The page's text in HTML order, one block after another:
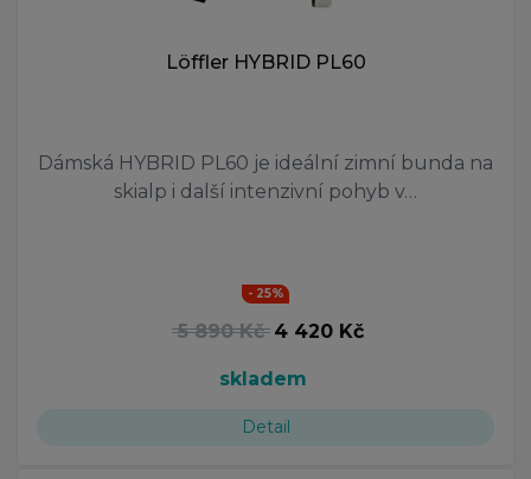
Löffler HYBRID PL60
Dámská HYBRID PL60 je ideální zimní bunda na
skialp i další intenzivní pohyb v…
- 25%
5 890 Kč 4 420 Kč
skladem
Detail